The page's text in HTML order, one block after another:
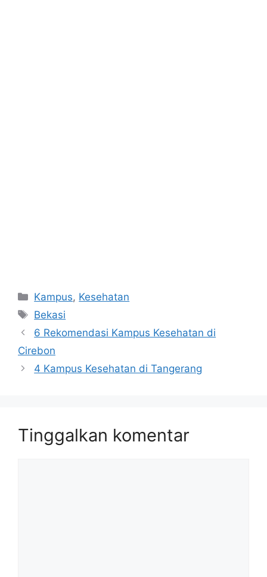
Kategori
Kampus, Kesehatan
Tag
Bekasi
6 Rekomendasi Kampus Kesehatan di
Cirebon
4 Kampus Kesehatan di Tangerang
Tinggalkan komentar